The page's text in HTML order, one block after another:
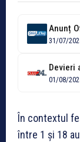
31/07/
01/08/
În contextul
între 1 și 18